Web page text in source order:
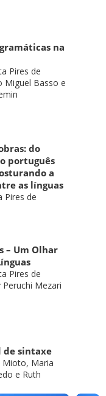
na
Pires de
Miguel Basso e
do
português
a
as línguas
Pires de
– Um Olhar
Pires de
Mezari
de sintaxe
Mioto, Maria
e Ruth